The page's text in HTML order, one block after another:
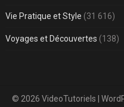
Vie Pratique et Style (31 616)
Voyages et Découvertes (138)
© 2026 VideoTutoriels |